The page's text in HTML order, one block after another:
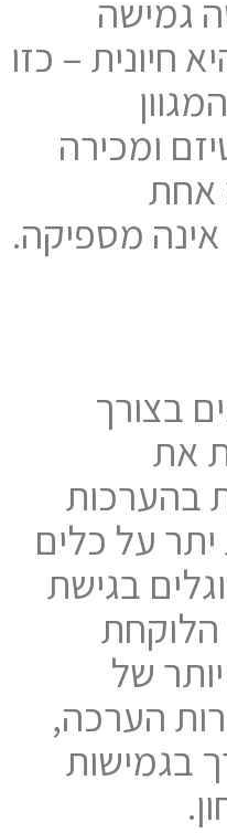
גמישה
חיונית – כזו
ומכירה
אחת
מספיקה.
בצורך
את
בהערכות
על כלים
בגישת
הלוקחת
של
הערכה,
בגמישות